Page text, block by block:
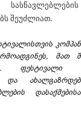
შეუძლიათ.
მათ
ფესტივალი
და